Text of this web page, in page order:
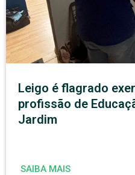
Leigo é flagrado
profissão de
Jardim
SAIBA MAIS